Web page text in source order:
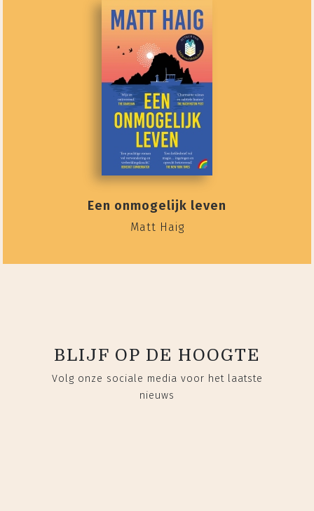
Een onmogelijk leven
Matt Haig
BLIJF OP DE HOOGTE
Volg onze sociale media voor het laatste
nieuws